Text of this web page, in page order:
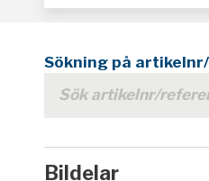
Sökning på
Bildelar